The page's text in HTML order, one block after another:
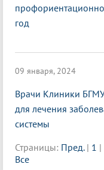
год
09 января, 2024
Врачи Клиники
для лечения
системы
Страницы: Пред. | 1 |
Все